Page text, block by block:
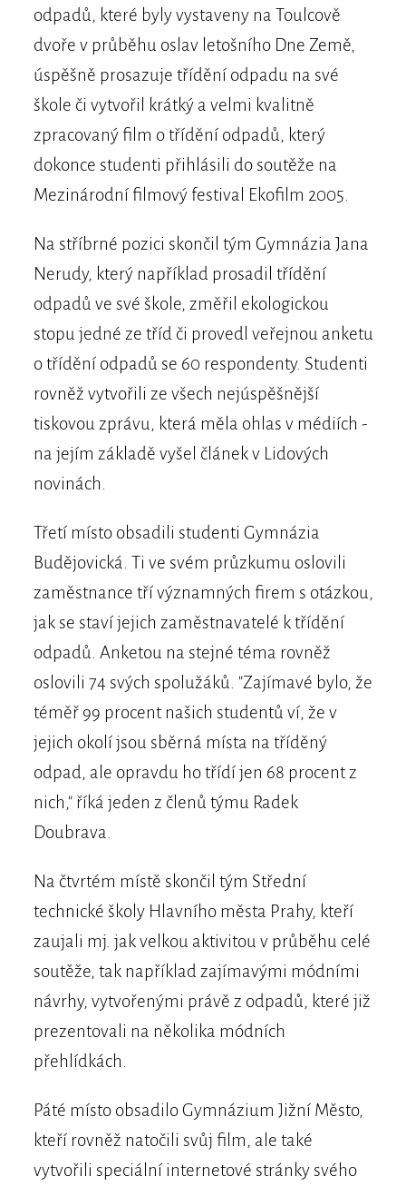
odpadů, které byly vystaveny na Toulcově
dvoře v průběhu oslav letošního Dne Země,
úspěšně prosazuje třídění odpadu na své
škole či vytvořil krátký a velmi kvalitně
zpracovaný film o třídění odpadů, který
dokonce studenti přihlásili do soutěže na
Mezinárodní filmový festival Ekofilm 2005.
Na stříbrné pozici skončil tým Gymnázia Jana
Nerudy, který například prosadil třídění
odpadů ve své škole, změřil ekologickou
stopu jedné ze tříd či provedl veřejnou anketu
o třídění odpadů se 60 respondenty. Studenti
rovněž vytvořili ze všech nejúspěšnější
tiskovou zprávu, která měla ohlas v médiích -
na jejím základě vyšel článek v Lidových
novinách.
Třetí místo obsadili studenti Gymnázia
Budějovická. Ti ve svém průzkumu oslovili
zaměstnance tří významných firem s otázkou,
jak se staví jejich zaměstnavatelé k třídění
odpadů. Anketou na stejné téma rovněž
oslovili 74 svých spolužáků. "Zajímavé bylo, že
téměř 99 procent našich studentů ví, že v
jejich okolí jsou sběrná místa na tříděný
odpad, ale opravdu ho třídí jen 68 procent z
nich," říká jeden z členů týmu Radek
Doubrava.
Na čtvrtém místě skončil tým Střední
technické školy Hlavního města Prahy, kteří
zaujali mj. jak velkou aktivitou v průběhu celé
soutěže, tak například zajímavými módními
návrhy, vytvořenými právě z odpadů, které již
prezentovali na několika módních
přehlídkách.
Páté místo obsadilo Gymnázium Jižní Město,
kteří rovněž natočili svůj film, ale také
vytvořili speciální internetové stránky svého